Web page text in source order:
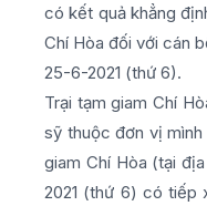
có kết quả khẳng
Chí Hòa đối với cán
25-6-2021 (thứ 6).
Trại tạm giam Chí
sỹ thuộc đơn vị
giam Chí Hòa (tại
2021 (thứ 6) có tiếp